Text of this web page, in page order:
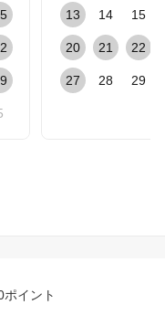
13 14 15
20 21 22
27 28 29
イント